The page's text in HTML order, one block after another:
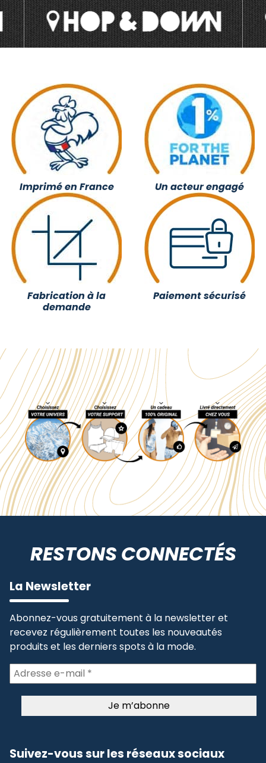
Imprimé en France Un acteur engagé
Fabrication à la
demande
Paiement sécurisé
RESTONS CONNECTÉS
La Newsletter
Abonnez-vous gratuitement à la newsletter et
recevez régulièrement toutes les nouveautés
produits et les derniers spots à la mode.
Suivez-vous sur les réseaux sociaux